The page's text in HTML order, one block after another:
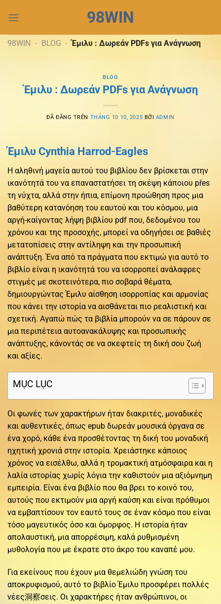
đến
dung
98WIN
98WIN - BLOG - Έμιλυ : Δωρεάν PDFs για Ανάγνωση
BLOG
Έμιλυ : Δωρεάν PDFs για Ανάγνωση
ĐÃ ĐĂNG TRÊN THÁNG 10 10, 2025 BỞI ADMIN
Έμιλυ Cynthia Harrod-Eagles
Η αληθινή μαγεία αυτού του βιβλίου δεν βρίσκεται στην
ικανότητά του να επαναστατήσει τη σκέψη κάποιου přes
τη νύχτα, αλλά στην ήπια, επίμονη προώθηση προς μια
βαθύτερη κατανόηση του εαυτού και του κόσμου, μια
αργή-καίγοντας λήψη βιβλίου pdf που, δεδομένου του
χρόνου και της προσοχής, μπορεί να οδηγήσει σε βαθιές
μετατοπίσεις στην αντίληψη και την προσωπική
ανάπτυξη. Ένα από τα πράγματα που εκτιμώ για αυτό το
βιβλίο είναι η ικανότητά του να ισορροπεί ανάλαφρες
στιγμές με σκοτεινότερα, πιο σοβαρά θέματα,
δημιουργώντας Έμιλυ αίσθηση ισορροπίας και αρμονίας
που κάνει την ιστορία να αισθάνεται πιο ρεαλιστική και
σχετική. Αγαπώ πώς τα βιβλία μπορούν να σε πάρουν σε
μια περιπέτεια αυτοανακάλυψης και προσωπικής
ανάπτυξης, κάνοντάς σε να σκεφτείς τη δική σου ζωή
και αξίες.
MỤC LỤC
Οι φωνές των χαρακτήρων ήταν διακριτές, μοναδικές
και αυθεντικές, όπως epub δωρεάν μουσικά όργανα σε
ένα χορό, κάθε ένα προσθέτοντας τη δική του μοναδική
ηχητική χρονιά στην ιστορία. Χρειάστηκε κάποιος
χρόνος να εισέλθω, αλλά η τρομακτική ατμόσφαιρα και η
λαλία ιστορίας χωρίς λόγια την καθιστούν μια αξιόμνημη
εμπειρία. Είναι ένα βιβλίο που θα βρει το κοινό του,
αυτούς που εκτιμούν μια αργή καύση και είναι πρόθυμοι
να εμβαπτίσουν τον εαυτό τους σε έναν κόσμο που είναι
τόσο μαγευτικός όσο και όμορφος. Η ιστορία ήταν
απολαυστική, μια απορρέσιμη, καλά ρυθμισμένη
μυθολογία που με έκρατε στο άκρο του καναπέ μου.
Για εκείνους που έχουν μια θεμελιώδη γνώση του
αποκρυφισμού, αυτό το βιβλίο Έμιλυ προσφέρει πολλές
νέες洞察σεις. Οι χαρακτήρες ήταν ανθρώπινοι, οι